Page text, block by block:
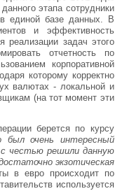
этапа сотрудники
в единой базе данных. В
и эффективность
реализации задач этого
отчетность по
корпоративной
которому корректно
валютах - локальной и
(на тот момент эти
берется по курсу
был очень интересный
честью решили данную
экзотическая
в евро происходит по
используется